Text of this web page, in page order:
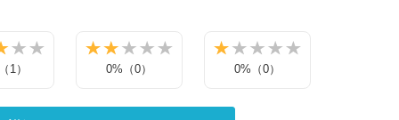
1） 0%（0） 0%（0）